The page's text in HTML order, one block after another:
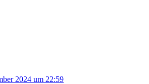
2024 um 22:59